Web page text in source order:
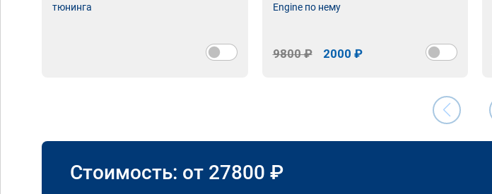
тюнинга
Engine по нему
9800 ₽ 2000 ₽
Стоимость: от 27800 ₽